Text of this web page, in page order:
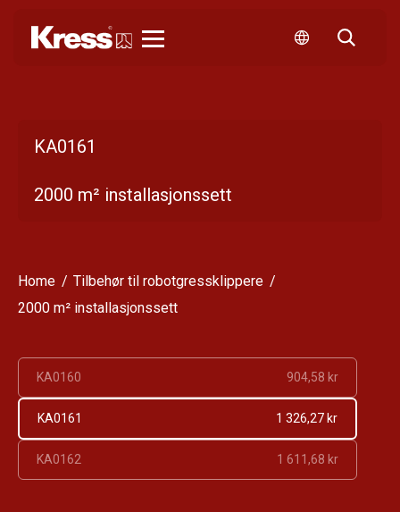
KA0161
2000 m² installasjonssett
Home
Tilbehør til robotgressklippere
2000 m² installasjonssett
KA0160 904,58 kr
KA0161 1 326,27 kr
KA0162 1 611,68 kr